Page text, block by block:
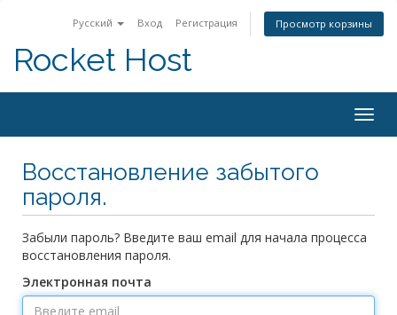
Русский Вход Регистрация Просмотр корзины
Rocket Host
Восстановление забытого
пароля.
Забыли пароль? Введите ваш email для начала процесса
восстановления пароля.
Электронная почта